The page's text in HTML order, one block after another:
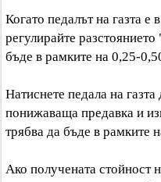
Когато педалът на газта
регулирайте
бъде в рамките на 0,25-
Натиснете педала на
понижаваща предавка и
трябва да бъде в рамките
Ако получената стойност